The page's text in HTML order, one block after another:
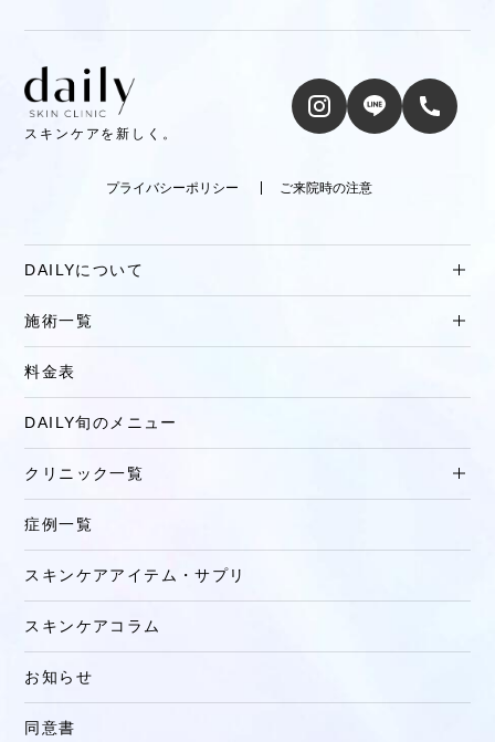
スキンケアを新しく。
プライバシーポリシー ご来院時の注意
DAILYについて
施術一覧
料金表
DAILY旬のメニュー
クリニック一覧
症例一覧
スキンケアアイテム・サプリ
スキンケアコラム
お知らせ
同意書